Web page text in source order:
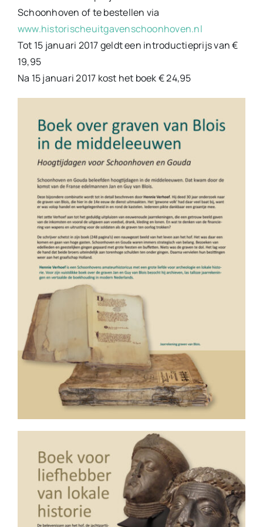
Schoonhoven of te bestellen via
www.historischeuitgavenschoonhoven.nl
Tot 15 januari 2017 geldt een introductieprijs van €
19,95
Na 15 januari 2017 kost het boek € 24,95